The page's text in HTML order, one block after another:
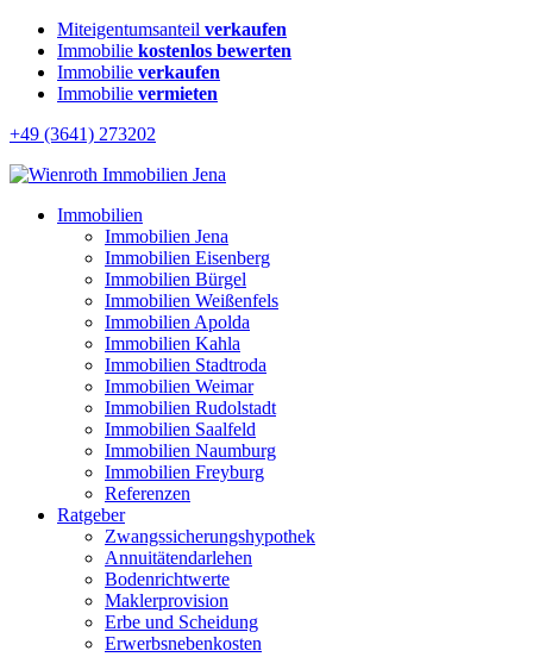
Miteigentumsanteil verkaufen
Immobilie kostenlos bewerten
Immobilie verkaufen
Immobilie vermieten
+49 (3641) 273202
Immobilien
Immobilien Jena
Immobilien Eisenberg
Immobilien Bürgel
Immobilien Weißenfels
Immobilien Apolda
Immobilien Kahla
Immobilien Stadtroda
Immobilien Weimar
Immobilien Rudolstadt
Immobilien Saalfeld
Immobilien Naumburg
Immobilien Freyburg
Referenzen
Ratgeber
Zwangssicherungshypothek
Annuitätendarlehen
Bodenrichtwerte
Maklerprovision
Erbe und Scheidung
Erwerbsnebenkosten